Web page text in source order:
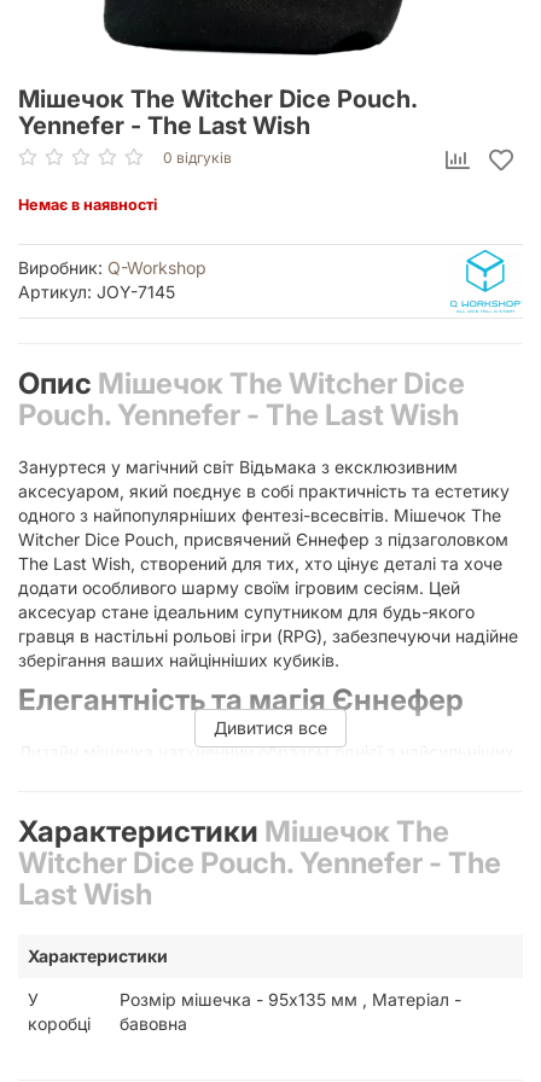
Мішечок The Witcher Dice Pouch.
Yennefer - The Last Wish
0 відгуків
Немає в наявності
Виробник: Q-Workshop
Артикул: JOY-7145
Опис Мішечок The Witcher Dice
Pouch. Yennefer - The Last Wish
Зануртеся у магічний світ Відьмака з ексклюзивним
аксесуаром, який поєднує в собі практичність та естетику
одного з найпопулярніших фентезі-всесвітів. Мішечок The
Witcher Dice Pouch, присвячений Єннефер з підзаголовком
The Last Wish, створений для тих, хто цінує деталі та хоче
додати особливого шарму своїм ігровим сесіям. Цей
аксесуар стане ідеальним супутником для будь-якого
гравця в настільні рольові ігри (RPG), забезпечуючи надійне
зберігання ваших найцінніших кубиків.
Елегантність та магія Єннефер
Дизайн мішечка натхненний образом однієї з найсильніших
на справжній артефакт. Використання високоякісної
бавовни забезпечує приємні тактильні відчуття та
довговічність виробу, що важливо при частому
використанні під час подорожей або ігрових вечорів з
Чому варто обрати цей мішечок для
кубиків?
Кожен власник набору кубиків знає, наскільки важливо
Дивитися все
Характеристики Мішечок The
Witcher Dice Pouch. Yennefer - The
Last Wish
Характеристики
У
коробці
Розмір мішечка - 95х135 мм , Матеріал -
бавовна